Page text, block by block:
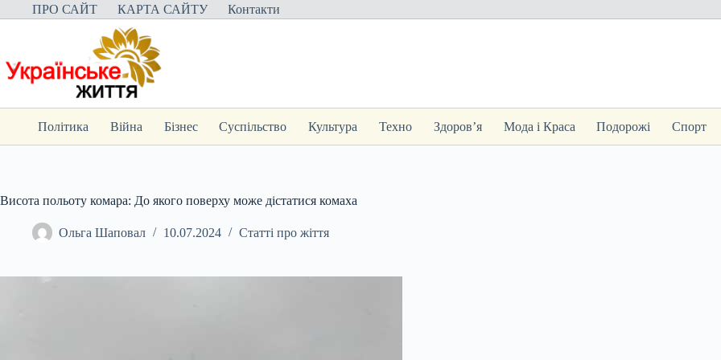
Перейти
до
ПРО САЙТ КАРТА САЙТУ Контакти
Політика Війна Бізнес Суспільство Культура Техно Здоров’я Мода і Краса Подорожі Спорт
Висота польоту комара: До якого поверху може дістатися комаха
Ольга Шаповал 10.07.2024 Статті про жіття